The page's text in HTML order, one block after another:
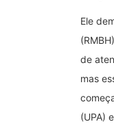
Ele
de
mas
(UPA)